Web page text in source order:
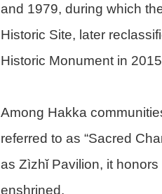
and 1979, during which
Historic Site, later
Historic Monument in
Among Hakka
referred to as “Sacred
as Zìzhǐ Pavilion, it
enshrined.